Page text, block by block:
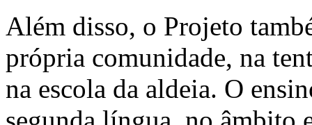
Além disso, o Projeto
própria comunidade, na
na escola da aldeia. O